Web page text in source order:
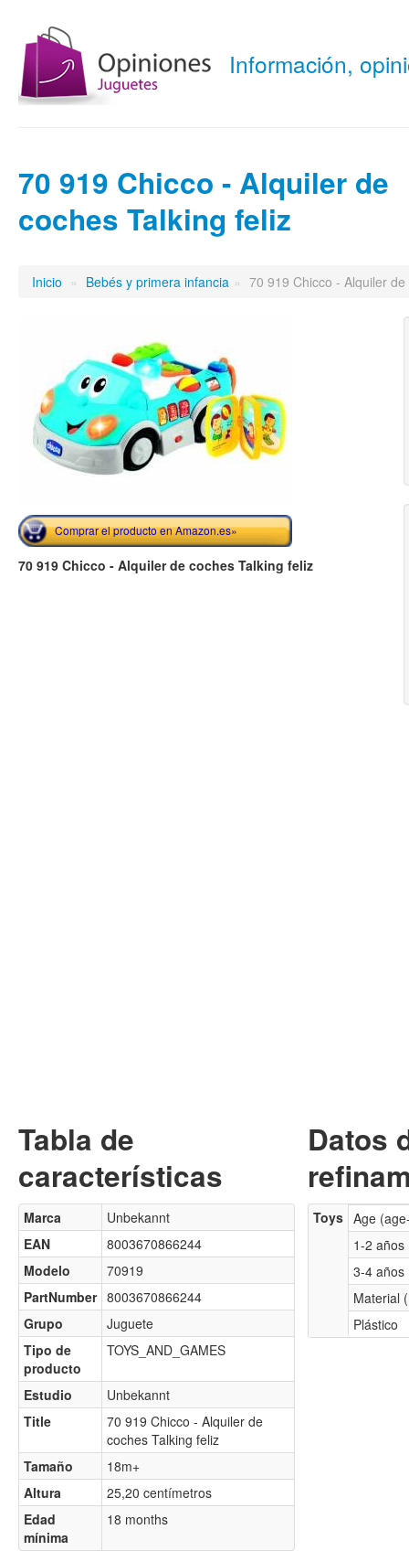
Información,
70 919 Chicco - Alquiler de
coches Talking feliz
Inicio » Bebés y primera infancia » 70 919 Chicco - Alquiler
Comprar el producto en Amazon.es»
70 919 Chicco - Alquiler de coches Talking feliz
Tabla de
características
Marca
Unbekannt
EAN
8003670866244
Modelo
70919
PartNumber 8003670866244
Grupo
Juguete
Tipo de
producto
TOYS_AND_GAMES
Estudio
Unbekannt
Title
70 919 Chicco - Alquiler de
coches Talking feliz
Tamaño
18m+
Altura
25,20 centímetros
Edad
mínima
18 months
Datos
Toys Age
1-2 años
3-4 años
Material
Plástico